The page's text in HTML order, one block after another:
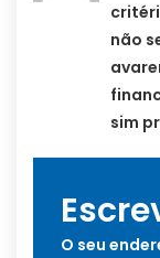
não
sim
O seu